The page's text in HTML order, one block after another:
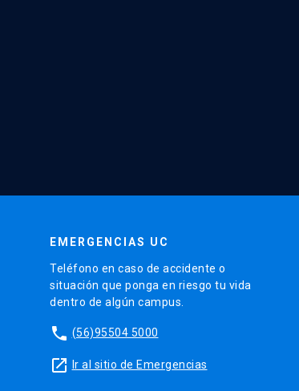
EMERGENCIAS UC
Teléfono en caso de accidente o
situación que ponga en riesgo tu vida
dentro de algún campus.
phone (56)95504 5000
launch Ir al sitio de Emergencias